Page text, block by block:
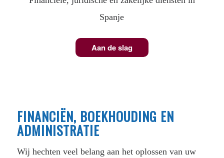
Spanje
Aan de slag
FINANCIËN, BOEKHOUDING EN
ADMINISTRATIE
Wij hechten veel belang aan het oplossen van uw